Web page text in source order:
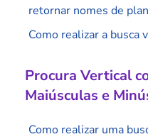
retornar nomes de
Como realizar a busca
Procura Vertical
Maiúsculas e
Como realizar uma